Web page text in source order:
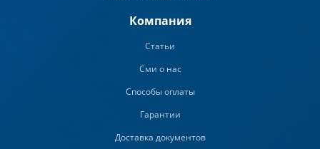
Компания
Статьи
Сми о нас
Способы оплаты
Гарантии
Доставка документов